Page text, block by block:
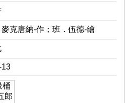
克唐納-作；班．伍德-繪
13